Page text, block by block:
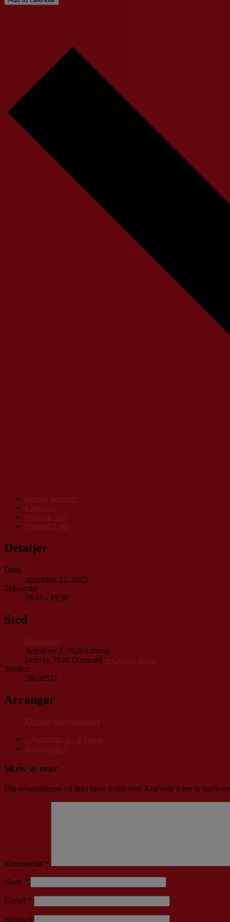
Detaljer
Dato:
november 12, 2025
Tidspunkt:
18:45 - 19:30
Sted
Nejrupvej 2, 7620 Lemvig
Lemvig 7620 Danmark
Telefon:
29638527
Arrangør
Skriv et svar
Din e-mailadresse vil ikke blive publiceret. Krævede felter er
Kommentar *
Navn *
E-mail *
Websted